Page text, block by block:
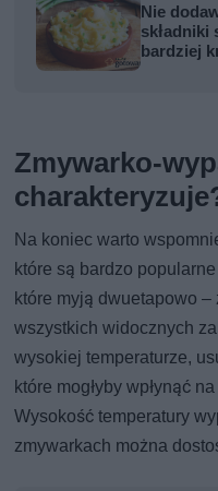
Nie
składniki
bardziej
Zmywarko-
Na koniec warto
które są bardzo
które myją dwuetapowo
wszystkich widocznych
wysokiej temperaturze,
które mogłyby wpłynąć
Wysokość temperatury
zmywarkach można